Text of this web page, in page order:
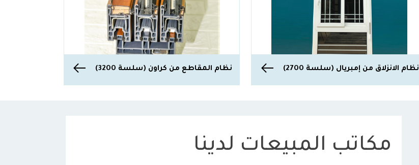
نظام الانزلاق من إمبريال (سلسة 2700) نظام المقاطع من كراون (سلسة 3200)
مكاتب المبيعات لدينا